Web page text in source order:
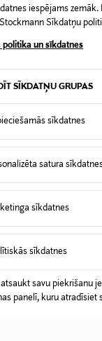
iespējams
Sīkdatņu
politika un sīkdatnes
SĪKDATŅU GRUPAS
sīkdatnes
satura
sīkdatnes
sīkdatnes
atsaukt savu piekrišanu
panelī, kuru atradīsiet
šalle